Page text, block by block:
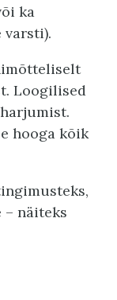
ka
varsti).
Loogilised
hooga kõik
näiteks